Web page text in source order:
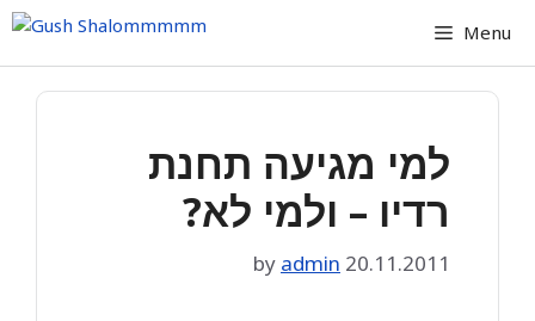
Skip
content
Menu
למי מגיעה תחנת
רדיו – ולמי לא?
20.11.2011
by admin